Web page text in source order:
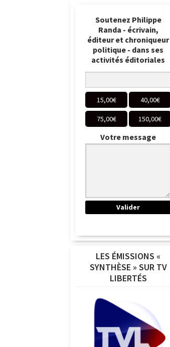
Soutenez Philippe
Randa - écrivain,
éditeur et chroniqueur
politique - dans ses
activités éditoriales
15,00€ 40,00€
75,00€ 150,00€
Votre message
LES ÉMISSIONS «
SYNTHÈSE » SUR TV
LIBERTÉS